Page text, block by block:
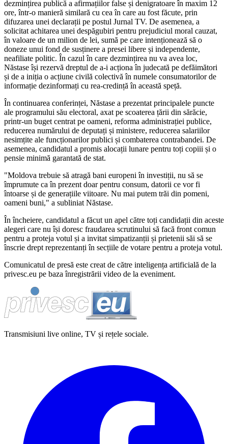
dezmințirea publică a afirmațiilor false și denigratoare în maxim 12
ore, într-o manieră similară cu cea în care au fost făcute, prin
difuzarea unei declarații pe postul Jurnal TV. De asemenea, a
solicitat achitarea unei despăgubiri pentru prejudiciul moral cauzat,
în valoare de un milion de lei, sumă pe care intenționează să o
doneze unui fond de susținere a presei libere și independente,
neafiliate politic. În cazul în care dezmințirea nu va avea loc,
Năstase își rezervă dreptul de a-i acționa în judecată pe defăimători
și de a iniția o acțiune civilă colectivă în numele consumatorilor de
informație dezinformați cu rea-credință în această speță.
În continuarea conferinței, Năstase a prezentat principalele puncte
ale programului său electoral, axat pe scoaterea țării din sărăcie,
printr-un buget centrat pe oameni, reforma administrației publice,
reducerea numărului de deputați și ministere, reducerea salariilor
nesimțite ale funcționarilor publici și combaterea contrabandei. De
asemenea, candidatul a promis alocații lunare pentru toți copiii și o
pensie minimă garantată de stat.
"Moldova trebuie să atragă bani europeni în investiții, nu să se
împrumute ca în prezent doar pentru consum, datorii ce vor fi
întoarse și de generațiile viitoare. Nu mai putem trăi din pomeni,
oameni buni," a subliniat Năstase.
În încheiere, candidatul a făcut un apel către toți candidații din aceste
alegeri care nu își doresc fraudarea scrutinului să facă front comun
pentru a proteja votul și a invitat simpatizanții și prietenii săi să se
înscrie drept reprezentanți în secțiile de votare pentru a proteja votul.
Comunicatul de presă este creat de către inteligența artificială de la
privesc.eu pe baza înregistrării video de la eveniment.
Transmisiuni live online, TV și rețele sociale.